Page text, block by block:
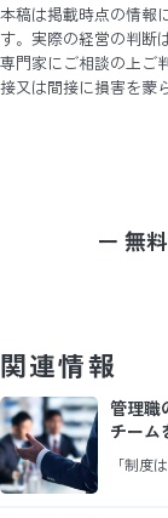
本稿は掲載時点の情報
す。実際の経営の判断
専門家にご相談の上ご
接又は間接に損害を蒙
ー 無
関連情報
管理職
チーム
「制度